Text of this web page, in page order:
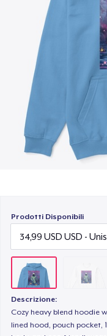
Prodotti Disponibili
Descrizione:
Cozy heavy blend hoodie
lined hood, pouch pocket,